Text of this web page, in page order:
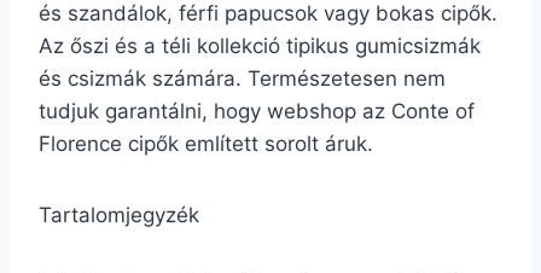
és szandálok, férfi papucsok vagy bokas cipők.
Az őszi és a téli kollekció tipikus gumicsizmák
és csizmák számára. Természetesen nem
tudjuk garantálni, hogy webshop az Conte of
Florence cipők említett sorolt áruk.
Tartalomjegyzék